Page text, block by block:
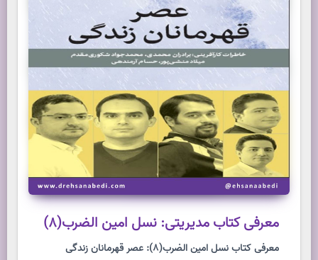
معرفی کتاب مدیریتی: نسل امین الضرب(8)
معرفی کتاب نسل امین الضرب(8): عصر قهرمانان زندگی